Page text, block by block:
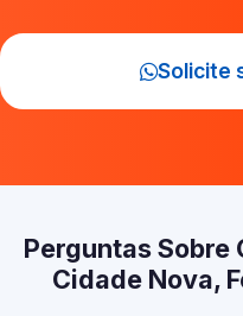
Solicite
Perguntas Sobre
Cidade Nova,